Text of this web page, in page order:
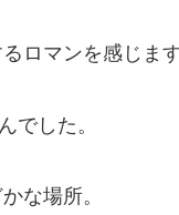
ロマンを感じます
でした。
な場所。